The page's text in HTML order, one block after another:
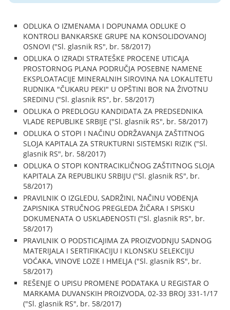
ODLUKA O IZMENAMA I DOPUNAMA ODLUKE O
KONTROLI BANKARSKE GRUPE NA KONSOLIDOVANOJ
OSNOVI ("Sl. glasnik RS", br. 58/2017)
ODLUKA O IZRADI STRATEŠKE PROCENE UTICAJA
PROSTORNOG PLANA PODRUČJA POSEBNE NAMENE
EKSPLOATACIJE MINERALNIH SIROVINA NA LOKALITETU
RUDNIKA "ČUKARU PEKI" U OPŠTINI BOR NA ŽIVOTNU
SREDINU ("Sl. glasnik RS", br. 58/2017)
ODLUKA O PREDLOGU KANDIDATA ZA PREDSEDNIKA
VLADE REPUBLIKE SRBIJE ("Sl. glasnik RS", br. 58/2017)
ODLUKA O STOPI I NAČINU ODRŽAVANJA ZAŠTITNOG
SLOJA KAPITALA ZA STRUKTURNI SISTEMSKI RIZIK ("Sl.
glasnik RS", br. 58/2017)
ODLUKA O STOPI KONTRACIKLIČNOG ZAŠTITNOG SLOJA
KAPITALA ZA REPUBLIKU SRBIJU ("Sl. glasnik RS", br.
58/2017)
PRAVILNIK O IZGLEDU, SADRŽINI, NAČINU VOĐENJA
ZAPISNIKA STRUČNOG PREGLEDA ŽIČARA I SPISKU
DOKUMENATA O USKLAĐENOSTI ("Sl. glasnik RS", br.
58/2017)
PRAVILNIK O PODSTICAJIMA ZA PROIZVODNJU SADNOG
MATERIJALA I SERTIFIKACIJU I KLONSKU SELEKCIJU
VOĆAKA, VINOVE LOZE I HMELJA ("Sl. glasnik RS", br.
58/2017)
REŠENJE O UPISU PROMENE PODATAKA U REGISTAR O
MARKAMA DUVANSKIH PROIZVODA, 02-33 BROJ 331-1/17
("Sl. glasnik RS", br. 58/2017)